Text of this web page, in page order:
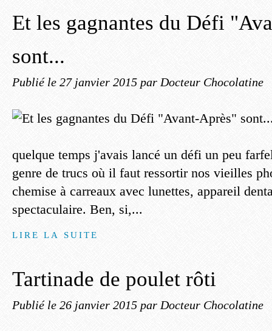
Et les gagnantes du Défi
sont...
Publié le 27 janvier 2015 par Docteur Chocolatine
quelque temps j'avais lancé un défi un peu
genre de trucs où il faut ressortir nos vieilles
chemise à carreaux avec lunettes, appareil
spectaculaire. Ben, si,...
LIRE LA SUITE
Tartinade de poulet rôti
Publié le 26 janvier 2015 par Docteur Chocolatine